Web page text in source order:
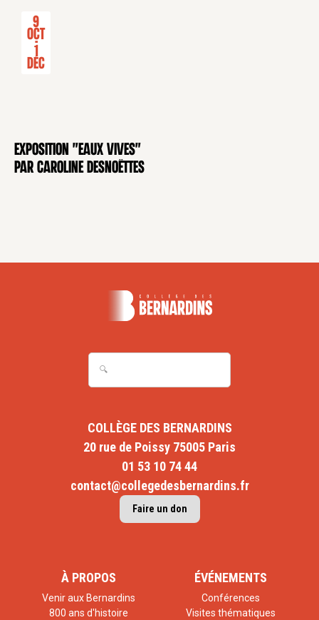
EXPOSITION
9
Oct
-
1
Déc
Exposition "Eaux Vives"
par Caroline Desnoëttes
COLLÈGE DES BERNARDINS
20 rue de Poissy 75005 Paris
01 53 10 74 44
contact@collegedesbernardins.fr
Faire un don
À PROPOS
Venir aux Bernardins
800 ans d'histoire
ÉVÉNEMENTS
Conférences
Visites thématiques